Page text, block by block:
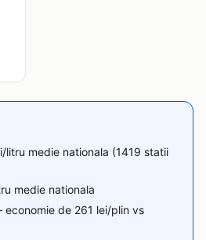
litru medie nationala (1419 statii
medie nationala
de 261 lei/plin vs